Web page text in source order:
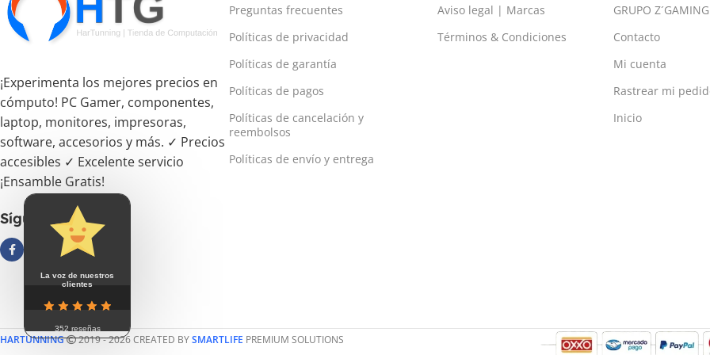
¡Experimenta los mejores precios en
cómputo! PC Gamer, componentes,
laptop, monitores, impresoras,
software, accesorios y más. ✓ Precios
accesibles ✓ Excelente servicio
¡Ensamble Gratis!
Síguenos
Preguntas frecuentes
Políticas de privacidad
Políticas de garantía
Políticas de pagos
Políticas de cancelación y
reembolsos
Políticas de envío y entrega
Aviso legal | Marcas
Términos & Condiciones
GRUPO Z´GAMING
Contacto
Mi cuenta
Rastrear mi
Inicio
HARTUNNING 2019 - 2026 CREATED BYSMARTLIFE PREMIUM SOLUTIONS
La voz de nuestros
clientes
352 reseñas